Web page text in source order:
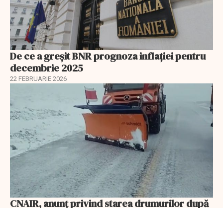
De ce a greșit BNR prognoza inflației pentru
decembrie 2025
22 FEBRUARIE 2026
CNAIR, anunț privind starea drumurilor după